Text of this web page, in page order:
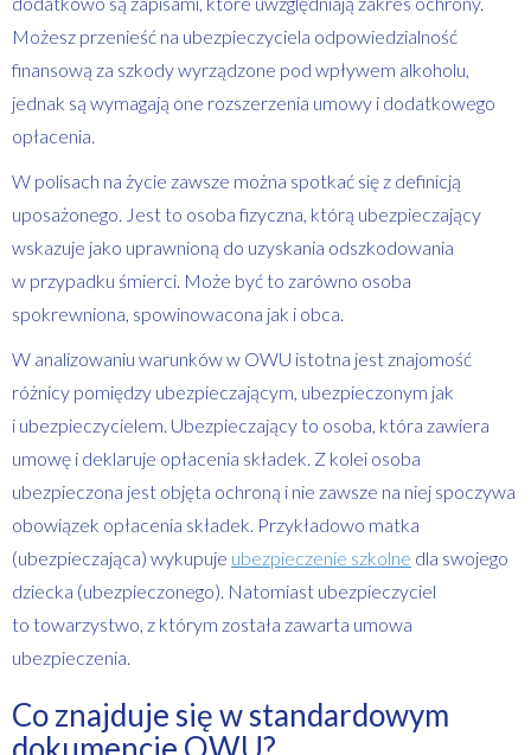
Możesz przenieść na ubezpieczyciela odpowiedzialność
finansową za szkody wyrządzone pod wpływem alkoholu,
jednak są wymagają one rozszerzenia umowy i dodatkowego
opłacenia.
W polisach na życie zawsze można spotkać się z definicją
uposażonego. Jest to osoba fizyczna, którą ubezpieczający
wskazuje jako uprawnioną do uzyskania odszkodowania
w przypadku śmierci. Może być to zarówno osoba
spokrewniona, spowinowacona jak i obca.
W analizowaniu warunków w OWU istotna jest znajomość
różnicy pomiędzy ubezpieczającym, ubezpieczonym jak
i ubezpieczycielem. Ubezpieczający to osoba, która zawiera
umowę i deklaruje opłacenia składek. Z kolei osoba
ubezpieczona jest objęta ochroną i nie zawsze na niej spoczywa
obowiązek opłacenia składek. Przykładowo matka
(ubezpieczająca) wykupuje ubezpieczenie szkolne dla swojego
dziecka (ubezpieczonego). Natomiast ubezpieczyciel
to towarzystwo, z którym została zawarta umowa
ubezpieczenia.
Co znajduje się w standardowym